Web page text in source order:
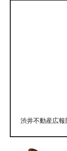
渋井不動産広報